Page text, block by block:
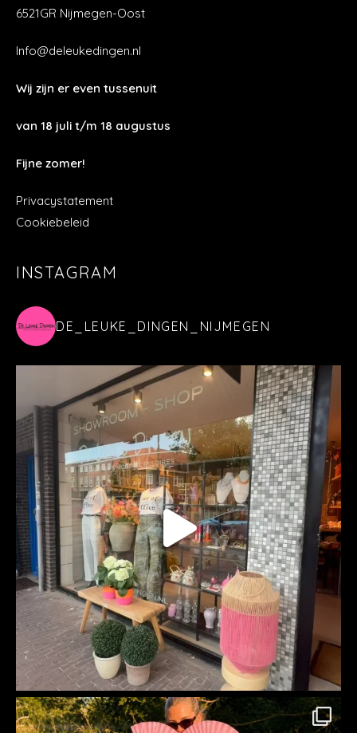
6521GR Nijmegen-Oost
Info@deleukedingen.nl
Wij zijn er even tussenuit
van 18 juli t/m 18 augustus
Fijne zomer!
Privacystatement
Cookiebeleid
INSTAGRAM
DE_LEUKE_DINGEN_NIJMEGEN